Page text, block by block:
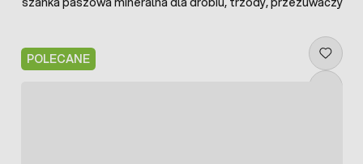
POLECANE